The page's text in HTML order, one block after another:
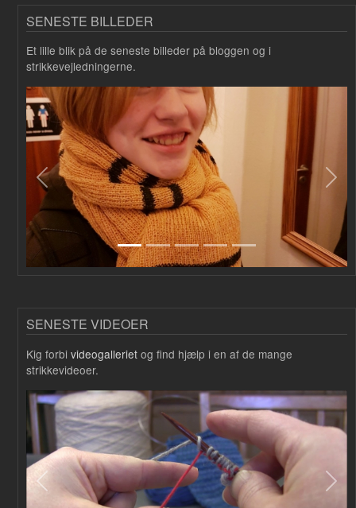
SENESTE BILLEDER
Et lille blik på de seneste billeder på bloggen og i
strikkevejledningerne.
Forrige
SENESTE VIDEOER
Kig forbi videogalleriet og find hjælp i en af de mange
strikkevideoer.
Forrige